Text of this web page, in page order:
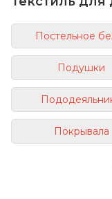
Постельное
Подушки
Покрывала